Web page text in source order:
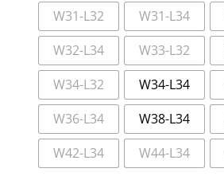
W31-L32
W31-L34
W32-L34
W33-L32
W34-L32
W34-L34
W36-L34
W38-L34
W42-L34
W44-L34